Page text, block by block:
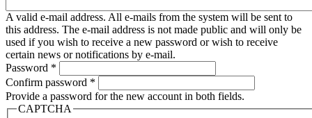
A valid e-mail address. All e-mails from the system will be sent to
this address. The e-mail address is not made public and will only be
used if you wish to receive a new password or wish to receive
certain news or notifications by e-mail.
Password *
Confirm password *
Provide a password for the new account in both fields.
CAPTCHA